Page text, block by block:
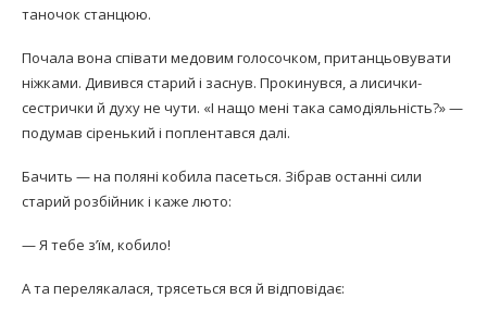
таночок станцюю.
Почала вона співати медовим голосочком, пританцьовувати
ніжками. Дивився старий і заснув. Прокинувся, а лисички-
сестрички й духу не чути. «І нащо мені така самодіяльність?» —
подумав сіренький і поплентався далі.
Бачить — на поляні кобила пасеться. Зібрав останні сили
старий розбійник і каже люто:
— Я тебе з’їм, кобило!
А та перелякалася, трясеться вся й відповідає: